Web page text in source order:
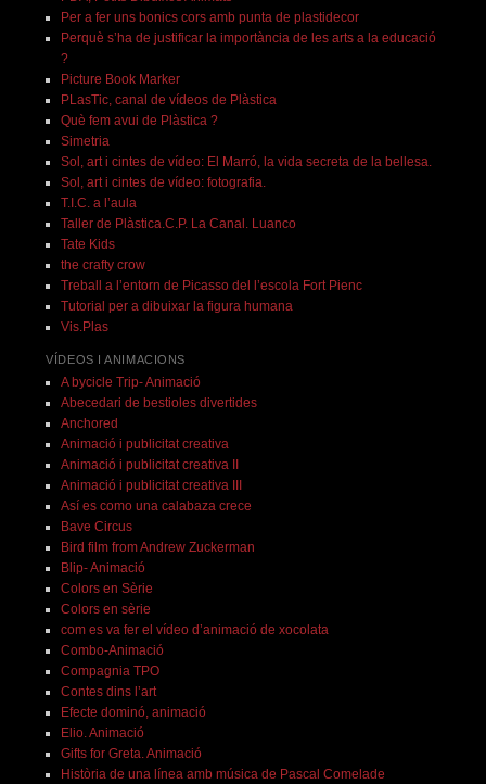
Per a fer uns bonics cors amb punta de plastidecor
Perquè s’ha de justificar la importància de les arts a la educació
?
Picture Book Marker
PLasTic, canal de vídeos de Plàstica
Què fem avui de Plàstica ?
Simetria
Sol, art i cintes de vídeo: El Marró, la vida secreta de la bellesa.
Sol, art i cintes de vídeo: fotografia.
T.I.C. a l’aula
Taller de Plàstica.C.P. La Canal. Luanco
Tate Kids
the crafty crow
Treball a l’entorn de Picasso del l’escola Fort Pienc
Tutorial per a dibuixar la figura humana
Vis.Plas
VÍDEOS I ANIMACIONS
A bycicle Trip- Animació
Abecedari de bestioles divertides
Anchored
Animació i publicitat creativa
Animació i publicitat creativa II
Animació i publicitat creativa III
Así es como una calabaza crece
Bave Circus
Bird film from Andrew Zuckerman
Blip- Animació
Colors en Sèrie
Colors en sèrie
com es va fer el vídeo d’animació de xocolata
Combo-Animació
Compagnia TPO
Contes dins l’art
Efecte dominó, animació
Elio. Animació
Gifts for Greta. Animació
Història de una línea amb música de Pascal Comelade